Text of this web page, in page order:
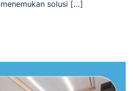
solusi […]